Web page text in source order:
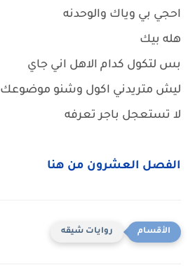
احجي بي وياك والوحدنه
هله بيك
بس لتكول كدام الاهل اني جاي
ليش متريدني اكول وشنو موضوعك
لا تستعجل باجر تعرفه
الفصل العشرون من هنا
روايات شيقه